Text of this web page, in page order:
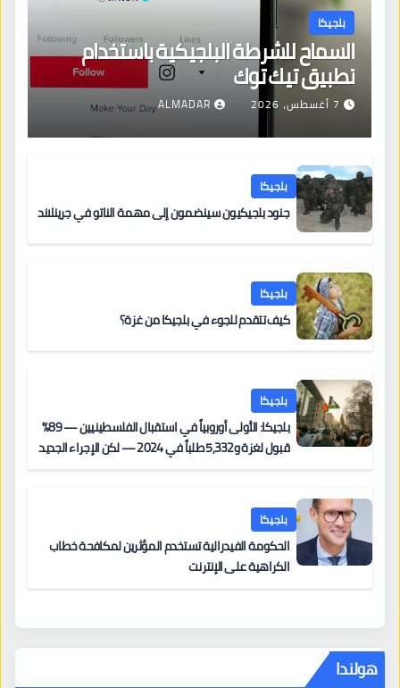
بلجيكا
السماح للشرطة البلجيكية باستخدام
تطبيق تيك توك
7 أغسطس، 2026 ALMADAR
بلجيكا
جنود بلجيكيون سينضمون إلى مهمة الناتو في جرينلاند
بلجيكا
كيف تتقدم للجوء في بلجيكا من غزة؟
بلجيكا
بلجيكا: الأولى أوروبياً في استقبال الفلسطينيين — 89%
قبول لغزة و5,332 طلباً في 2024 — لكن الإجراء الجديد
بلجيكا
الحكومة الفيدرالية تستخدم المؤثرين لمكافحة خطاب
الكراهية على الإنترنت
هولندا